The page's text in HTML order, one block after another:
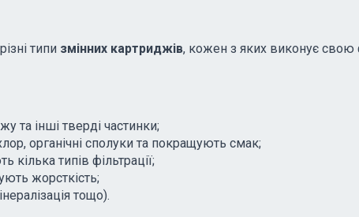
типи змінних картриджів, кожен з яких виконує свою
та інші тверді частинки;
органічні сполуки та покращують смак;
типів фільтрації;
жорсткість;
тощо).